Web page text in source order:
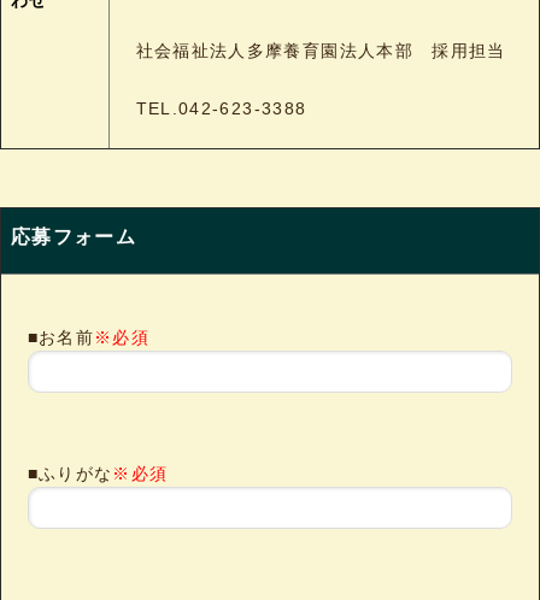
社会福祉法人多摩養育園法人本部 採用担当
TEL.042-623-3388
応募フォーム
■お名前 ※必須
■ふりがな ※必須